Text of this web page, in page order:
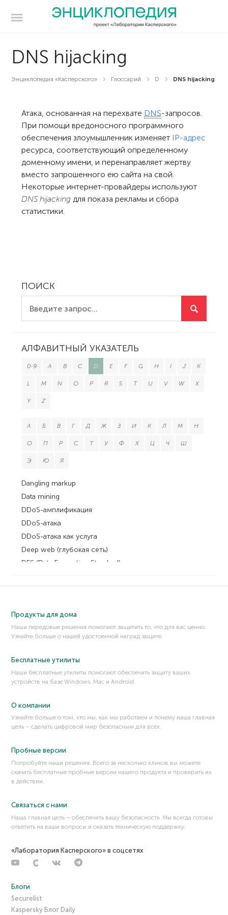
DNS hijacking
Энциклопедия «Касперского» Глоссарий D DNS hijacking
Атака, основанная на перехвате DNS-запросов.
При помощи вредоносного программного
обеспечения злоумышленник изменяет IP-адрес
ресурса, соответствующий определенному
доменному имени, и перенаправляет жертву
вместо запрошенного ею сайта на свой.
Некоторые интернет-провайдеры используют
DNS hijacking для показа рекламы и сбора
статистики.
ПОИСК
АЛФАВИТНЫЙ УКАЗАТЕЛЬ
0-9 A B C D E F G H I J K
L M N O P R S T U V W X
Y Z
А Б В Г Д Ж З И К Л М Н
О П Р С Т У Ф Х Ц Ч Ш
Э Ю Я
Dangling markup
Data mining
DDoS-амплификация
DDoS-атака
DDoS-атака как услуга
Deep web (глубокая сеть)
DES (Data Encryption Standard)
DLL sideloading
DMA-атака
DNS hijacking
DNS poisoning (отравление DNS-сервера)
DNS-сервер
DNS-чейнджер (DNS Changers)
DOCX
Domain Fronting
Domain name kiting, domain kiting
DoS-атака
Double-free
Downgrade-атака (атака с понижением версии
Drive-by attack (атака с помощью скрытой загрузки)
Dynamic DNS
Продукты для дома
Наши передовые решения помогают защитить то, что для вас ценно.
Узнайте больше о нашей удостоенной наград защите.
Бесплатные утилиты
Наши бесплатные утилиты помогают обеспечить защиту ваших
устройств на базе Windows, Mac и Android.
О компании
Узнайте больше о том, кто мы, как мы работаем и почему наша главная
цель – сделать цифровой мир безопасным для всех.
Пробные версии
Попробуйте наши решения. Всего за несколько кликов вы можете
скачать бесплатные пробные версии нашего продукта и проверить их
в действии.
Связаться с нами
Наша главная цель – обеспечить вашу безопасность. Мы всегда готовы
ответить на ваши вопросы и оказать техническую поддержку.
«Лаборатория Касперского» в соцсетях
Блоги
Securelist
Kaspersky Блог Daily